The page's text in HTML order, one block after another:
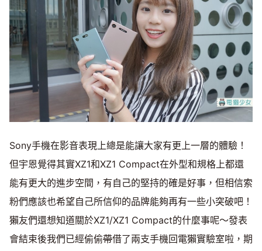
Sony手機在影音表現上總是能讓大家有更上一層的體驗！
但宇恩覺得其實XZ1和XZ1 Compact在外型和規格上都還
能有更大的進步空間，有自己的堅持的確是好事，但相信索
粉們應該也希望自己所信仰的品牌能夠再有一些小突破吧！
獺友們還想知道關於XZ1/XZ1 Compact的什麼事呢～發表
會結束後我們已經偷偷帶借了兩支手機回電獺實驗室啦，期